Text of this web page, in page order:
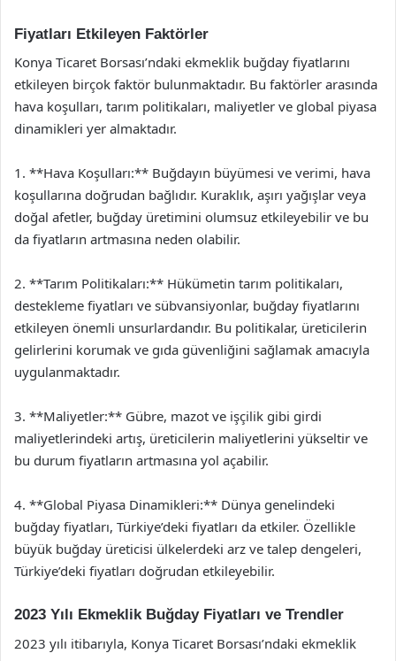
Fiyatları Etkileyen Faktörler
Konya Ticaret Borsası’ndaki ekmeklik buğday fiyatlarını
etkileyen birçok faktör bulunmaktadır. Bu faktörler arasında
hava koşulları, tarım politikaları, maliyetler ve global piyasa
dinamikleri yer almaktadır.
1. **Hava Koşulları:** Buğdayın büyümesi ve verimi, hava
koşullarına doğrudan bağlıdır. Kuraklık, aşırı yağışlar veya
doğal afetler, buğday üretimini olumsuz etkileyebilir ve bu
da fiyatların artmasına neden olabilir.
2. **Tarım Politikaları:** Hükümetin tarım politikaları,
destekleme fiyatları ve sübvansiyonlar, buğday fiyatlarını
etkileyen önemli unsurlardandır. Bu politikalar, üreticilerin
gelirlerini korumak ve gıda güvenliğini sağlamak amacıyla
uygulanmaktadır.
3. **Maliyetler:** Gübre, mazot ve işçilik gibi girdi
maliyetlerindeki artış, üreticilerin maliyetlerini yükseltir ve
bu durum fiyatların artmasına yol açabilir.
4. **Global Piyasa Dinamikleri:** Dünya genelindeki
buğday fiyatları, Türkiye’deki fiyatları da etkiler. Özellikle
büyük buğday üreticisi ülkelerdeki arz ve talep dengeleri,
Türkiye’deki fiyatları doğrudan etkileyebilir.
2023 Yılı Ekmeklik Buğday Fiyatları ve Trendler
2023 yılı itibarıyla, Konya Ticaret Borsası’ndaki ekmeklik